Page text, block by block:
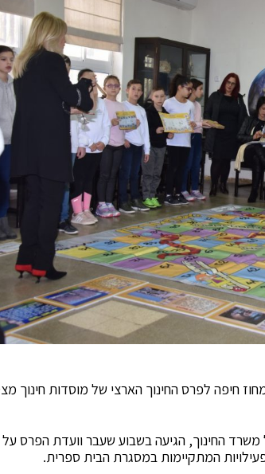
חיפה לפרס החינוך הארצי של מוסדות חינוך
החינוך, הגיעה בשבוע שעבר וועדת הפרס
המתקיימות במסגרת הבית ספרית.